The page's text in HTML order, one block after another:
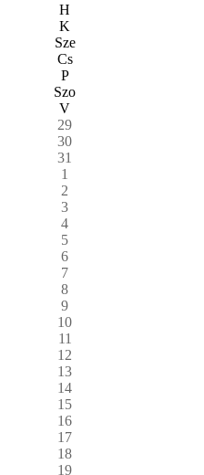
H
K
Sze
Cs
P
Szo
V
29
30
31
1
2
3
4
5
6
7
8
9
10
11
12
13
14
15
16
17
18
19